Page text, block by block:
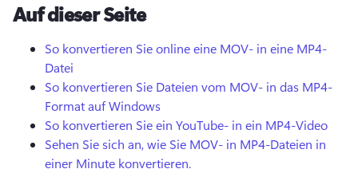
Kostenlos testen
Auf dieser Seite
So konvertieren Sie online eine MOV- in eine MP4-
Datei
So konvertieren Sie Dateien vom MOV- in das MP4-
Format auf Windows
So konvertieren Sie ein YouTube- in ein MP4-Video
Sehen Sie sich an, wie Sie MOV- in MP4-Dateien in
einer Minute konvertieren.